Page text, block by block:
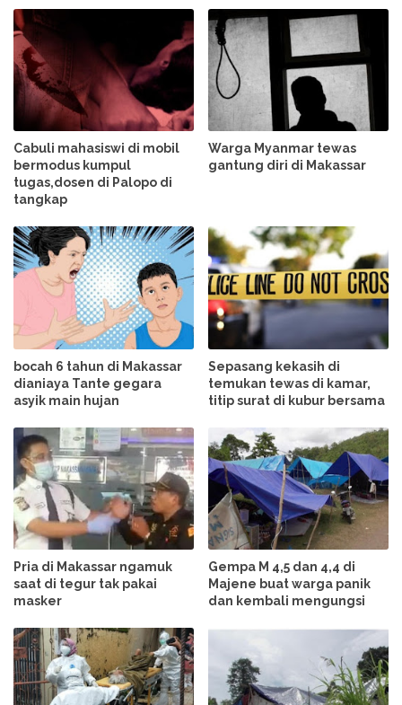
Cabuli mahasiswi di mobil
bermodus kumpul
tugas,dosen di Palopo di
tangkap
Warga Myanmar tewas
gantung diri di Makassar
bocah 6 tahun di Makassar
dianiaya Tante gegara
asyik main hujan
Sepasang kekasih di
temukan tewas di kamar,
titip surat di kubur bersama
Pria di Makassar ngamuk
saat di tegur tak pakai
masker
Gempa M 4,5 dan 4,4 di
Majene buat warga panik
dan kembali mengungsi